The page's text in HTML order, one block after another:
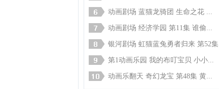
动画剧场 蓝猫龙骑团 生命之花 ...
动画剧场 经济学园 第11集 谁偷...
银河剧场 虹猫蓝兔勇者归来 第52集
第1动画乐园 我的布叮宝贝 小小...
动画乐翻天 奇幻龙宝 第48集 黄...